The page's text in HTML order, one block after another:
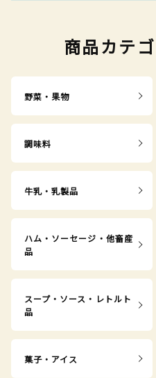
商品カテ
野菜・果物
調味料
牛乳・乳製品
ハム・ソーセージ・他畜産
品
スープ・ソース・レトルト
品
菓子・アイス